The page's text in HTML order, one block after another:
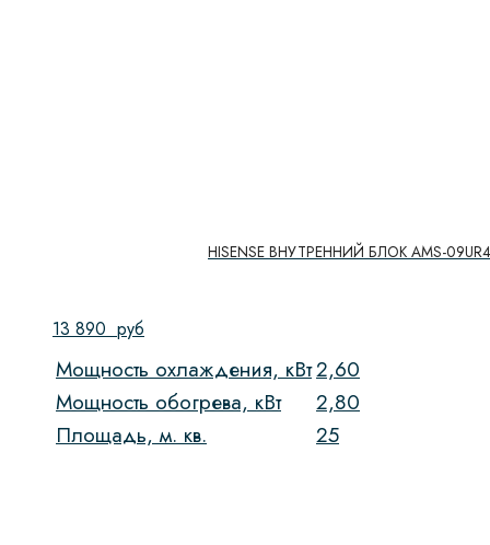
HISENSE ВНУТРЕННИЙ БЛОК AMS-
13 890 руб
Мощность охлаждения, кВт2,60
Мощность обогрева, кВт
2,80
Площадь, м. кв.
25